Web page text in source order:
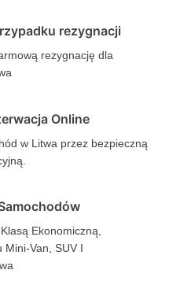
rezygnacji
rezygnację dla
Online
w Litwa przez bezpieczną
Ekonomiczną,
Mini-Van, SUV I